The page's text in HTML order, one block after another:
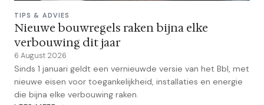
TIPS & ADVIES
Nieuwe bouwregels raken bijna elke
verbouwing dit jaar
6 August 2026
Sinds 1 januari geldt een vernieuwde versie van het Bbl, met
nieuwe eisen voor toegankelijkheid, installaties en energie
die bijna elke verbouwing raken.